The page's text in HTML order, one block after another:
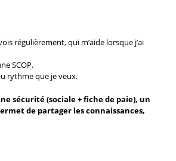
régulièrement, qui m’aide lorsque j’ai
SCOP.
rythme que je veux.
sécurité (sociale + fiche de paie), un
de partager les connaissances,